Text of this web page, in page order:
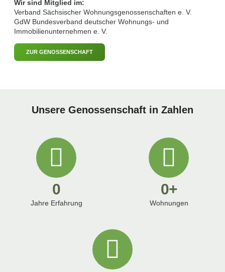
Wir sind Mitglied im:
Verband Sächsischer Wohnungsgenossenschaften e. V.
GdW Bundesverband deutscher Wohnungs- und
Immobilienunternehmen e. V.
ZUR GENOSSENSCHAFT
Unsere Genossenschaft in Zahlen
Jahre Erfahrung
0
Wohnungen
0+